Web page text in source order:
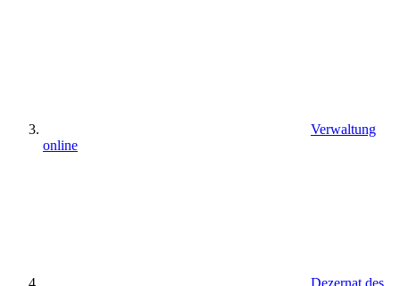
Verwaltung
online
Dezernat des